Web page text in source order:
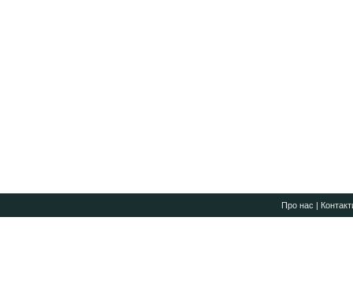
Про нас |